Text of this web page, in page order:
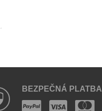
BEZPEČNÁ PLATBA